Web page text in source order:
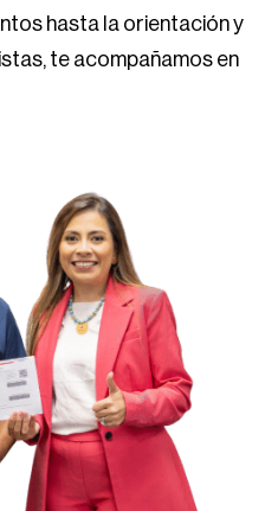
hasta la orientación y
te acompañamos en